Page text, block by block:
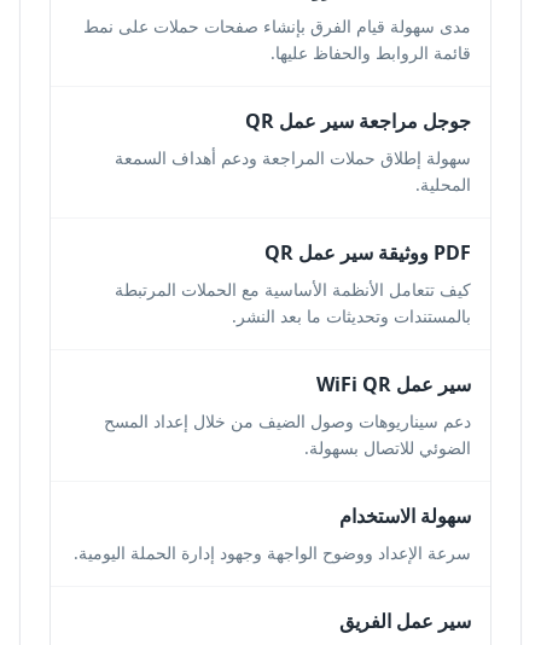
مدى سهولة قيام الفرق بإنشاء صفحات حملات على نمط
قائمة الروابط والحفاظ عليها.
جوجل مراجعة سير عمل QR
سهولة إطلاق حملات المراجعة ودعم أهداف السمعة
المحلية.
PDF ووثيقة سير عمل QR
كيف تتعامل الأنظمة الأساسية مع الحملات المرتبطة
بالمستندات وتحديثات ما بعد النشر.
سير عمل WiFi QR
دعم سيناريوهات وصول الضيف من خلال إعداد المسح
الضوئي للاتصال بسهولة.
سهولة الاستخدام
سرعة الإعداد ووضوح الواجهة وجهود إدارة الحملة اليومية.
سير عمل الفريق